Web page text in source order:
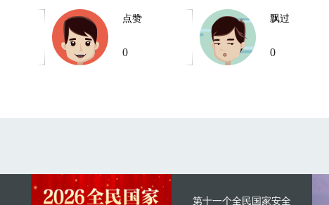
点赞
0
飘过
0
第十一个全民国家安全